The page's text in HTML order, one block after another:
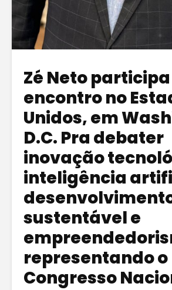
Zé Neto
encontro no
Unidos, em
D.C. Pra debater
inovação
inteligência
sustentável e
representando o
Congresso